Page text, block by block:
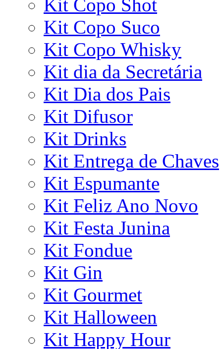
Kit Copo Shot
Kit Copo Suco
Kit Copo Whisky
Kit dia da Secretária
Kit Dia dos Pais
Kit Difusor
Kit Drinks
Kit Entrega de Chaves
Kit Espumante
Kit Feliz Ano Novo
Kit Festa Junina
Kit Fondue
Kit Gin
Kit Gourmet
Kit Halloween
Kit Happy Hour